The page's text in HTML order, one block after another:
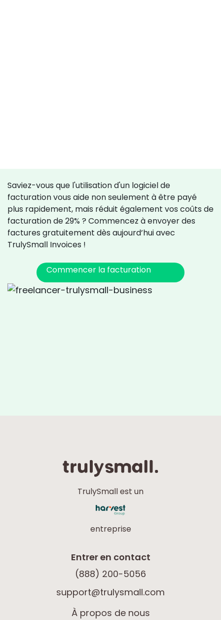
Saviez-vous que l'utilisation d'un logiciel de
facturation vous aide non seulement à être payé
plus rapidement, mais réduit également vos coûts de
facturation de 29% ? Commencez à envoyer des
factures gratuitement dès aujourd’hui avec
TrulySmall Invoices !
Commencer la facturation
TrulySmall est un
entreprise
Entrer en contact
(888) 200-5056
support@trulysmall.com
À propos de nous